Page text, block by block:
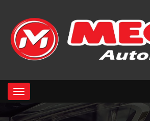
Toggle navigation